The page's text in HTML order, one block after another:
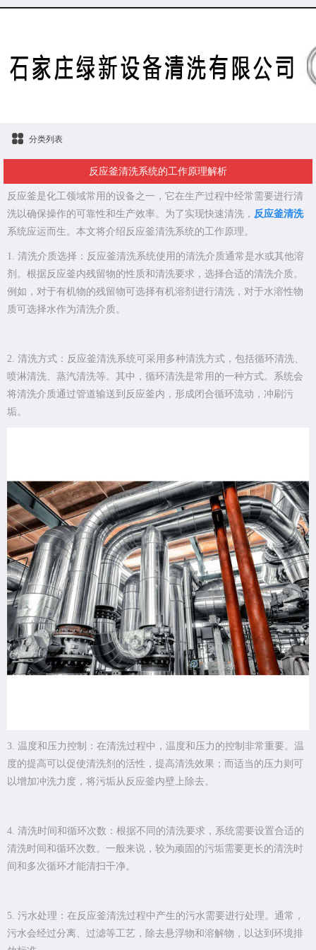
分类列表
反应釜清洗系统的工作原理解析
反应釜是化工领域常用的设备之一，它在生产过程中经常需要进行清
洗以确保操作的可靠性和生产效率。为了实现快速清洗， 反应釜清洗
系统应运而生。本文将介绍反应釜清洗系统的工作原理。
1. 清洗介质选择：反应釜清洗系统使用的清洗介质通常是水或其他溶
剂。根据反应釜内残留物的性质和清洗要求，选择合适的清洗介质。
例如，对于有机物的残留物可选择有机溶剂进行清洗，对于水溶性物
质可选择水作为清洗介质。
2. 清洗方式：反应釜清洗系统可采用多种清洗方式，包括循环清洗、
喷淋清洗、蒸汽清洗等。其中，循环清洗是常用的一种方式。系统会
将清洗介质通过管道输送到反应釜内，形成闭合循环流动，冲刷污
垢。
3. 温度和压力控制：在清洗过程中，温度和压力的控制非常重要。温
度的提高可以促使清洗剂的活性，提高清洗效果；而适当的压力则可
以增加冲洗力度，将污垢从反应釜内壁上除去。
4. 清洗时间和循环次数：根据不同的清洗要求，系统需要设置合适的
清洗时间和循环次数。一般来说，较为顽固的污垢需要更长的清洗时
间和多次循环才能清扫干净。
5. 污水处理：在反应釜清洗过程中产生的污水需要进行处理。通常，
污水会经过分离、过滤等工艺，除去悬浮物和溶解物，以达到环境排